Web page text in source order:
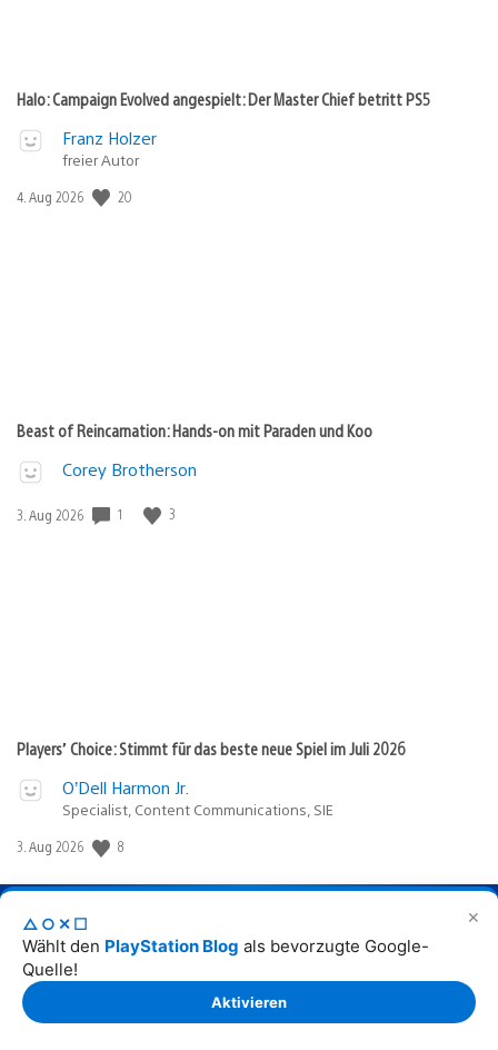
✕
△○✕☐
Wählt den PlayStation Blog als bevorzugte Google-
Quelle!
Aktivieren
Halo: Campaign Evolved angespielt: Der Master Chief betritt PS5
Franz Holzer
freier Autor
Veröffentlichungsdatum:
4. Aug 2026 20
Beast of Reincarnation: Hands-on mit Paraden und Koo
Corey Brotherson
Veröffentlichungsdatum:
3. Aug 2026 1 3
Players’ Choice: Stimmt für das beste neue Spiel im Juli 2026
O’Dell Harmon Jr.
Specialist, Content Communications, SIE
Veröffentlichungsdatum:
3. Aug 2026 8
Select
a
region
Aktuelle
Region:
Deutsch
Sony